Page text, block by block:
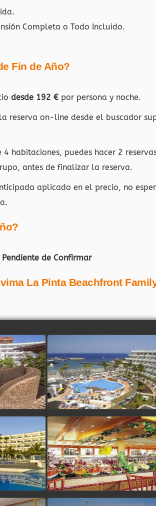
Completa o Todo Incluido.
Fin de Año?
desde 192 € por persona y noche.
reserva on-line desde el buscador
habitaciones, puedes hacer 2
antes de finalizar la reserva.
aplicado en el precio, no
Pendiente de Confirmar
La Pinta Beachfront